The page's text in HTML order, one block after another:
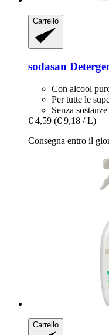
Carrello
sodasan
Con alcool
Per tutte le
Senza
€ 4,59 (€ 9,18 / L)
Consegna entro il
Carrello